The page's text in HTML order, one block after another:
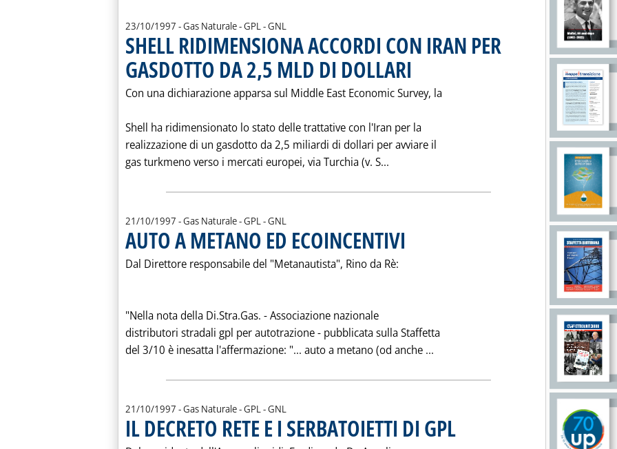
23/10/1997 - Gas Naturale - GPL - GNL
SHELL RIDIMENSIONA ACCORDI CON IRAN PER
GASDOTTO DA 2,5 MLD DI DOLLARI . Pubblicata giovedì 23 ottobre 1997 alle 0.0.
Con una dichiarazione apparsa sul Middle East Economic Survey, la
Shell ha ridimensionato lo stato delle trattative con l'Iran per la
realizzazione di un gasdotto da 2,5 miliardi di dollari per avviare il
gas turkmeno verso i mercati europei, via Turchia (v. S... Leggi tutta la notizia: 'SHELL RIDIMENSIONA
21/10/1997 - Gas Naturale - GPL - GNL
AUTO A METANO ED ECOINCENTIVI
Dal Direttore responsabile del "Metanautista", Rino da Rè:
"Nella nota della Di.Stra.Gas. - Associazione nazionale
distributori stradali gpl per autotrazione - pubblicata sulla Staffetta
del 3/10 è inesatta l'affermazione: "... auto a metano (od anche ... Leggi tutta la notizia: 'AUTO A
21/10/1997 - Gas Naturale - GPL - GNL
IL DECRETO RETE E I SERBATOIETTI DI GPL . Pubblicata martedì 21 ottobre 1997 alle 0.0.